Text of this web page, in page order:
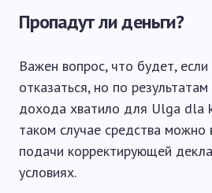
Пропадут ли деньги?
Важен вопрос, что будет, если
отказаться, но по
дохода хватило для Ulga dla
таком случае средства можно
подачи корректирующей
условиях.